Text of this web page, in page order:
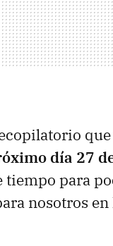
día 27
tiempo para
nosotros